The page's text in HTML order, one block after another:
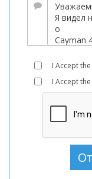
I Accept the
I Accept the